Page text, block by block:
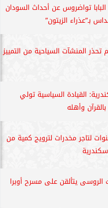
البابا تواضروس عن أحداث السودان
بـ”عذراء الزيتون”
تحذر المنشآت السياحية من التمييز
القيادة السياسية تولي
وأهله
3 سنوات لتاجر مخدرات لترويج كمية من
الروسى يتألقن على مسرح أوبرا